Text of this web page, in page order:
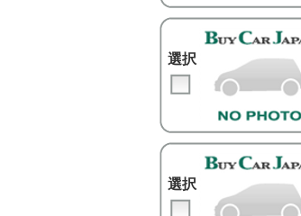
選択
選択